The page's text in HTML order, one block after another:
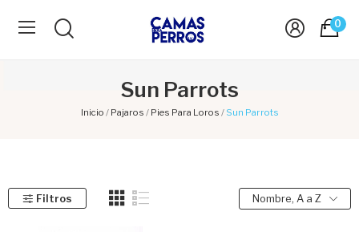
0
Sun Parrots
Inicio Pajaros Pies Para Loros Sun Parrots
Filtros Nombre, A a Z